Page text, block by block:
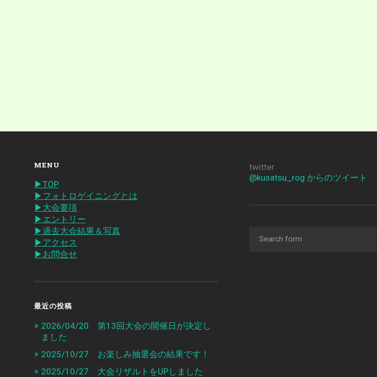
MENU
▶︎TOP
▶︎フォトロゲイニングとは
▶︎大会要項
▶︎エントリー
▶︎過去大会結果＆写真
▶︎アクセス
▶︎お問合せ
最近の投稿
2026/04/20 第13回大会の開催日が決定し
ました
2025/10/27 お楽しみ抽選会の結果です！
2025/10/27 大会リザルトをUPしました
twitter
@kusatsu_rog からのツイート